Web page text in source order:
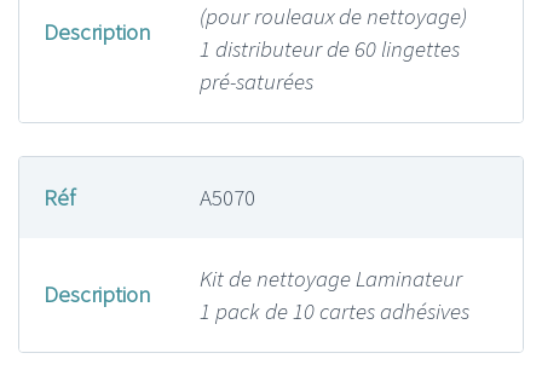
Description
(pour rouleaux de nettoyage)
1 distributeur de 60 lingettes
pré-saturées
Réf A5070
Description
Kit de nettoyage Laminateur
1 pack de 10 cartes adhésives